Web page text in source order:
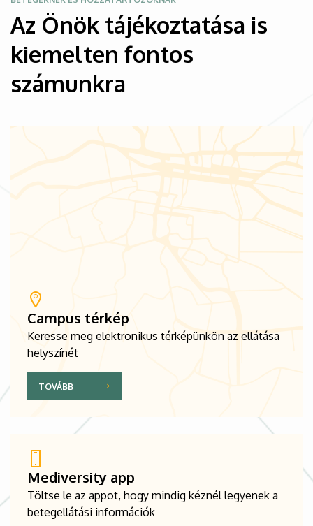
Az Önök tájékoztatása is
kiemelten fontos
számunkra
Campus térkép
Keresse meg elektronikus térképünkön az ellátása
helyszínét
TOVÁBB
Mediversity app
Töltse le az appot, hogy mindig kéznél legyenek a
betegellátási információk